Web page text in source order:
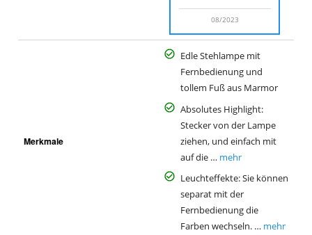
08/2023
Merkmale
Edle Stehlampe mit
Fernbedienung und
tollem Fuß aus Marmor
Absolutes Highlight:
Stecker von der Lampe
ziehen, und einfach mit
auf die … mehr
Leuchteffekte: Sie können
separat mit der
Fernbedienung die
Farben wechseln. … mehr